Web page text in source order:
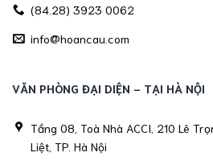
(84.28) 3923 0062
info@hoancau.com
VĂN PHÒNG ĐẠI DIỆN - TẠI HÀ NỘI
Tầng 08, Toà Nhà ACCI, 210 Lê
Liệt, TP. Hà Nội